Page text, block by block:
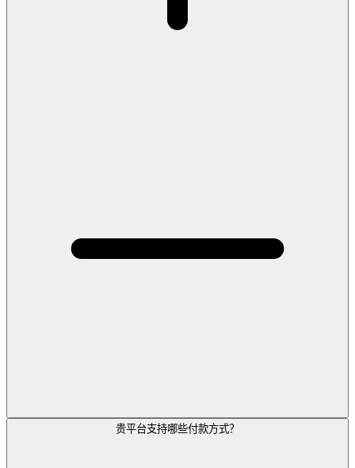
贵平台支持哪些付款方式？